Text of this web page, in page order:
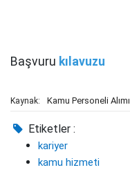
Başvuru kılavuzu
Kaynak: Kamu Personeli Alımı
Etiketler :
kariyer
kamu hizmeti